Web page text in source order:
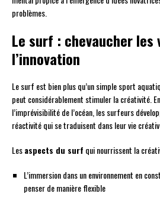
problèmes.
Le surf : chevaucher les
l’innovation
Le surf est bien plus qu’un simple sport
peut considérablement stimuler la créativité.
l’imprévisibilité de l’océan, les surfeurs
réactivité qui se traduisent dans leur vie
Lesaspects du surf qui nourrissent la
L’immersion dans un environnement en
penser de manière flexible